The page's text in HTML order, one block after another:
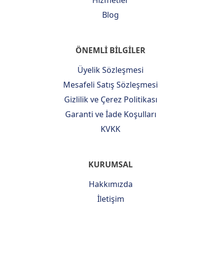
Blog
ÖNEMLİ BİLGİLER
Üyelik Sözleşmesi
Mesafeli Satış Sözleşmesi
Gizlilik ve Çerez Politikası
Garanti ve İade Koşulları
KVKK
KURUMSAL
Hakkımızda
İletişim